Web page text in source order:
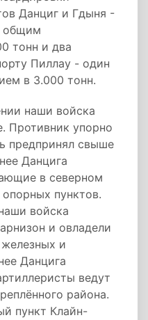
Данциг и Гдыня -
общим
тонн и два
Пиллау - один
в 3.000 тонн.
наши войска
Противник упорно
предпринял свыше
Данцига
в северном
пунктов.
войска
и овладели
и
Данцига
ведут
района.
пункт Клайн-